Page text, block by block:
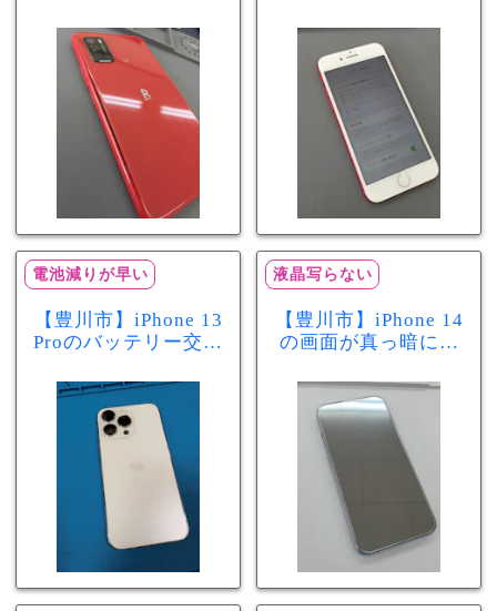
リー膨張のサインか
もしれません！バッ
テリー交換修理事例
最大容量70％で電池
の減りが早い症状も
当日60分で改善
電池減りが早い
【豊川市】iPhone 13
Proのバッテリー交換
が早い症状も当日90
分で改善
液晶写らない
【豊川市】iPhone 14
の画面が真っ暗に…
修理！データそのま
まで復旧しました